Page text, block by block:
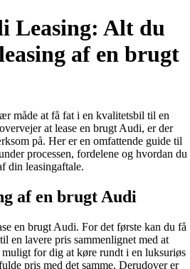
Leasing: Alt du
af en brugt
måde at få fat i en kvalitetsbil til en
at lease en brugt Audi, er der
på. Her er en omfattende guide til
processen, fordelene og hvordan du
din leasingaftale.
af en brugt Audi
en brugt Audi. For det første kan du få
en lavere pris sammenlignet med at
for dig at køre rundt i en luksuriøs
pris med det samme. Derudover er